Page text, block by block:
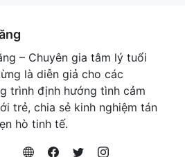
– Chuyên gia tâm lý tuổi
là diễn giả cho các
trình định hướng tình cảm
trẻ, chia sẻ kinh nghiệm tán
hò tinh tế.